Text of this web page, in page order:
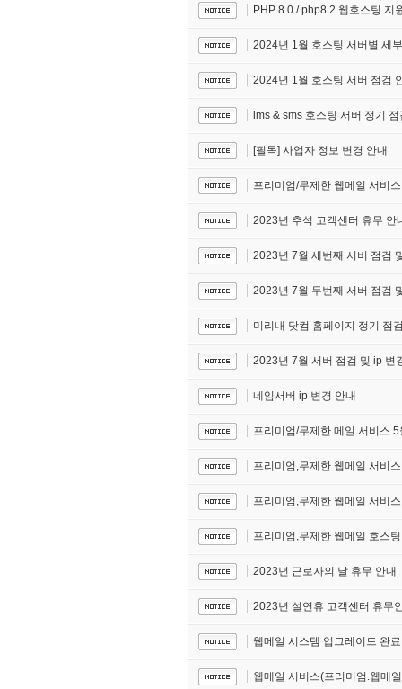
PHP 8.0 / php8.2 웹호스팅 지
2024년 1월 호스팅 서버별 세
2024년 1월 호스팅 서버 점검
lms & sms 호스팅 서버 정기
[필독] 사업자 정보 변경 안내
프리미엄/무제한 웹메일 서비
2023년 추석 고객센터 휴무 안
2023년 7월 세번째 서버 점검
2023년 7월 두번째 서버 점검
미리내 닷컴 홈페이지 정기 점
2023년 7월 서버 점검 및 ip 변
네임서버 ip 변경 안내
프리미엄/무제한 메일 서비스
프리미엄,무제한 웹메일 서비
프리미엄,무제한 웹메일 서비
프리미엄,무제한 웹메일 호스
2023년 근로자의 날 휴무 안내
2023년 설연휴 고객센터 휴무
웹메일 시스템 업그레이드 완료
웹메일 서비스(프리미엄.웹메